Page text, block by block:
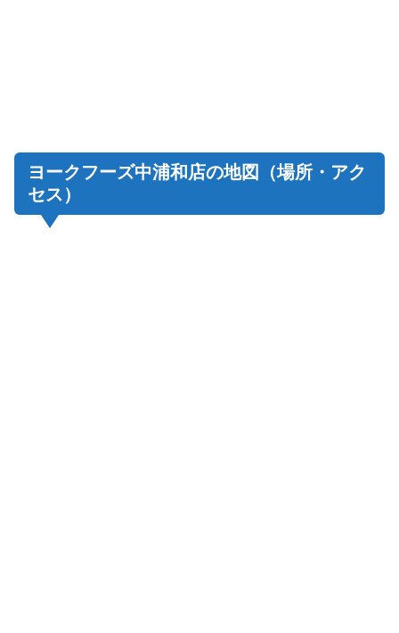
ヨークフーズ中浦和店の地図（場所・アク
セス）